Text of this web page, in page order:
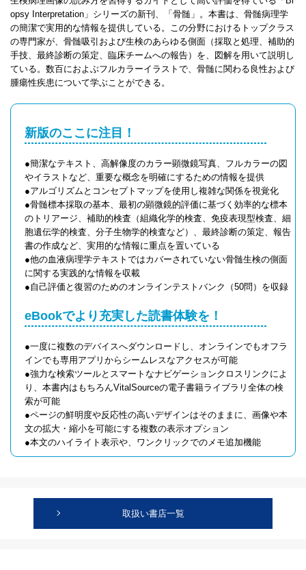
opsy Interpretation」シリーズの新刊、「骨髄」。本書は、骨髄病理学
の簡潔で実用的な情報を提供している。この分野におけるトップクラス
の専門家が、骨髄吸引および生検のあらゆる側面（採取と処理、補助的
手技、最終診断の策定、臨床チームへの報告）を、図解を用いて説明し
ている。数百におよぶフルカラーイラストで、骨髄に関わる良性および
腫瘍性疾患について学ぶことができる。
新版のここに注目！
●簡潔なテキスト、高解像度のカラー顕微鏡写真、フルカラーの図
やイラストなど、重要な概念を明確にするための情報を提供
●アルゴリズムとコンセプトマップを使用し複雑な関係を視覚化
●骨髄標本採取の基本、最初の顕微鏡的評価に基づく効率的な標本
のトリアージ、補助的検査（組織化学的検査、免疫表現型検査、細
胞遺伝学的検査、分子生物学的検査など）、最終診断の策定、報告
書の作成など、実用的な情報に重点を置いている
●他の血液病理学テキストではカバーされていない骨髄生検の側面
に関する実践的な情報を収載
●自己評価と復習のためのオンラインテストバンク（50問）を収録
eBookでより充実した読書体験を！
●一度に複数のデバイスへダウンロードし、オンラインでもオフラ
インでも専用アプリからシームレスなアクセスが可能
●強力な検索ツールとスマートなナビゲーションクロスリンクによ
り、本書内はもちろんVitalSourceの電子書籍ライブラリ全体の検
索が可能
●ページの鮮明度や反応性の高いデザインはそのままに、画像や本
文の拡大・縮小を可能にする複数の表示オプション
●本文のハイライト表示や、ワンクリックでのメモ追加機能
取扱い書店一覧